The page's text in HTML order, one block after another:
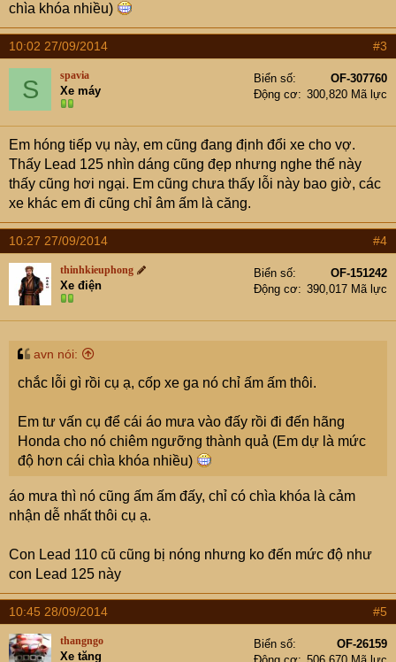
chìa khóa nhiều)
10:02 27/09/2014 #3
S spavia
Xe máy
Biển số
OF-307760
Động cơ
300,820 Mã lực
Em hóng tiếp vụ này, em cũng đang định đổi xe cho vợ.
Thấy Lead 125 nhìn dáng cũng đẹp nhưng nghe thế này
thấy cũng hơi ngại. Em cũng chưa thấy lỗi này bao giờ, các
xe khác em đi cũng chỉ âm ấm là căng.
10:27 27/09/2014 #4
thinhkieuphong
Xe điện
Biển số
OF-151242
Động cơ
390,017 Mã lực
avn nói:
chắc lỗi gì rồi cụ ạ, cốp xe ga nó chỉ ấm ấm thôi.
Em tư vấn cụ để cái áo mưa vào đấy rồi đi đến hãng
Honda cho nó chiêm ngưỡng thành quả (Em dự là mức
độ hơn cái chìa khóa nhiều)
áo mưa thì nó cũng ấm ấm đấy, chỉ có chìa khóa là cảm
nhận dễ nhất thôi cụ ạ.
Con Lead 110 cũ cũng bị nóng nhưng ko đến mức độ như
con Lead 125 này
10:45 28/09/2014 #5
thangngo
Xe tăng
Biển số
OF-26159